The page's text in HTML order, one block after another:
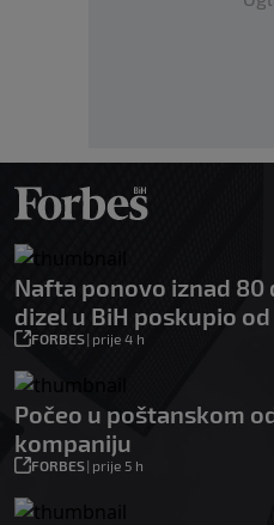
Nafta ponovo iznad 80
dizel u BiH poskupio
FORBES| prije 4 h
Počeo u poštanskom
kompaniju
FORBES| prije 5 h